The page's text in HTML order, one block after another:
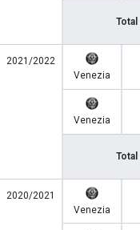
Total
2021/2022
Venezia
Venezia
Total
2020/2021
Venezia